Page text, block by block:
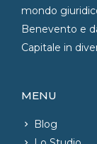
mondo
Benevento e
Capitale in
MENU
Blog